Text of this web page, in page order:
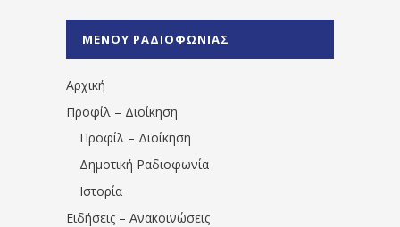
1531194763766854/" artist="" ]
ΜΕΝΟΥ ΡΑΔΙΟΦΩΝΙΑΣ
Αρχική
Προφίλ – Διοίκηση
Προφίλ – Διοίκηση
Δημοτική Ραδιοφωνία
Ιστορία
Ειδήσεις – Ανακοινώσεις